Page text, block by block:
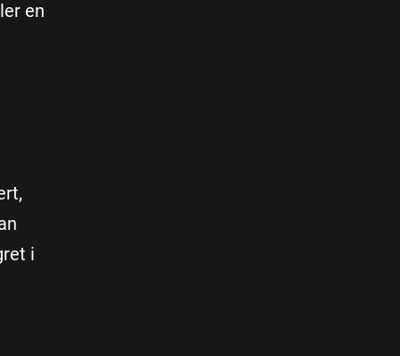
en
i